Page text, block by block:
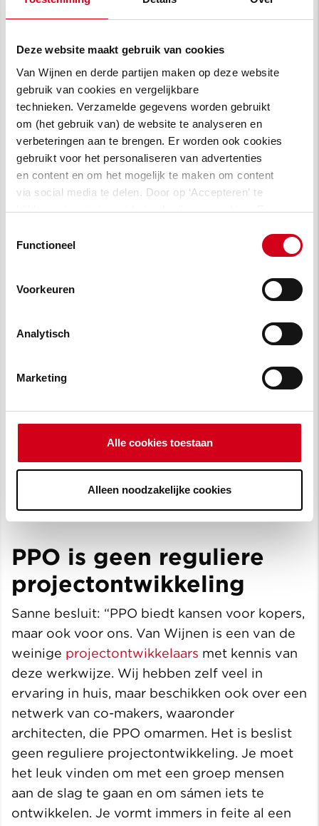
Deze website maakt gebruik van cookies
Van Wijnen en derde partijen maken op deze website
gebruik van cookies en vergelijkbare
technieken. Verzamelde gegevens worden gebruikt
om (het gebruik van) de website te analyseren en
verbeteringen aan te brengen. Er worden ook cookies
gebruikt voor het personaliseren van advertenties
en content en om het mogelijk te maken om content
via social media te delen. Door op ‘Accepteren’ te
klikken, stem je in met het gebruik van cookies. Een
vragen lees je in
Functioneel
Voorkeuren
Analytisch
Marketing
Alle cookies toestaan
Alleen noodzakelijke cookies
ook verantwoordelijk voor het waarborgen
welstandscommissie.”
“De kopers die intekenden op deelname aan
het PPO-proces van Appelhoek sloten een
overeenkomst en betaalden voor aanvang van
het project een zogenaamde
reserveringsvergoeding. Daarmee
verzekerden ze zichzelf van een huis. Voor
Van Wijnen bood dit de garantie op serieuze
kandidaten. Toen de gebruikelijke zeventig
startten we met de bouw. Dat was in juni van
opgeleverd.”
PPO is geen reguliere
projectontwikkeling
Sanne besluit: “PPO biedt kansen voor kopers,
maar ook voor ons. Van Wijnen is een van de
weinige projectontwikkelaars met kennis van
deze werkwijze. Wij hebben zelf veel in
ervaring in huis, maar beschikken ook over een
netwerk van co-makers, waaronder
architecten, die PPO omarmen. Het is beslist
geen reguliere projectontwikkeling. Je moet
het leuk vinden om met een groep mensen
aan de slag te gaan en om sámen iets te
ontwikkelen. Je vormt immers in feite al een